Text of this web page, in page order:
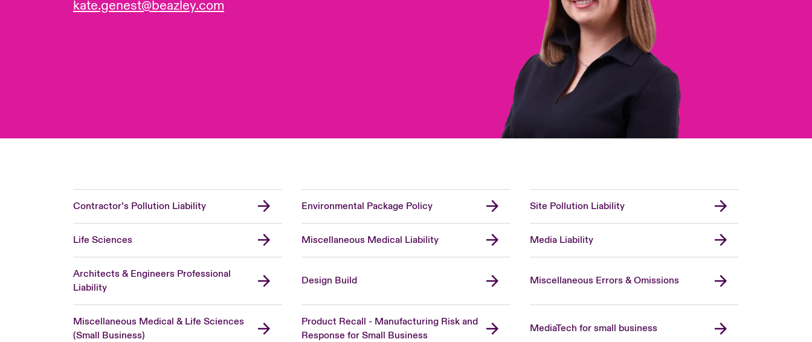
kate.genest@beazley.com
Contractor’s Pollution Liability Environmental Package Policy Site Pollution Liability
Life Sciences Miscellaneous Medical Liability Media Liability
Architects & Engineers Professional
Liability
Design Build Miscellaneous Errors & Omissions
Miscellaneous Medical & Life Sciences
(Small Business)
Product Recall - Manufacturing Risk and
Response for Small Business
MediaTech for small business